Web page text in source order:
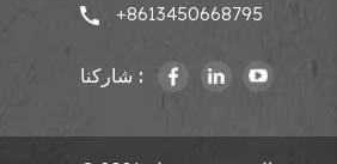
+8613450668795
شاركنا :